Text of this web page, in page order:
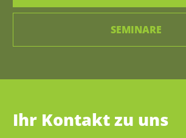
SEMINARE
Ihr Kontakt zu uns